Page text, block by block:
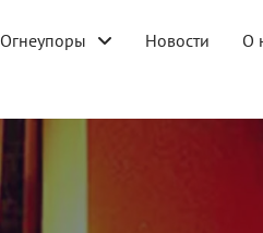
Огнеупоры Новости О